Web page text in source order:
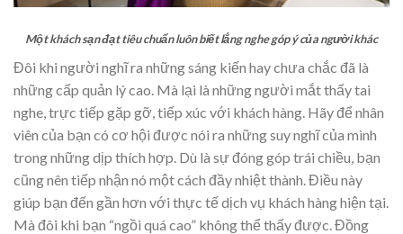
Một khách sạn đạt tiêu chuẩn luôn biết lắng nghe góp ý của người khác
Đôi khi người nghĩ ra những sáng kiến hay chưa chắc đã là
những cấp quản lý cao. Mà lại là những người mắt thấy tai
nghe, trực tiếp gặp gỡ, tiếp xúc với khách hàng. Hãy để nhân
viên của bạn có cơ hội được nói ra những suy nghĩ của mình
trong những dịp thích hợp. Dù là sự đóng góp trái chiều, bạn
cũng nên tiếp nhận nó một cách đầy nhiệt thành. Điều này
giúp bạn đến gần hơn với thực tế dịch vụ khách hàng hiện tại.
Mà đôi khi bạn “ngồi quá cao” không thể thấy được. Đồng